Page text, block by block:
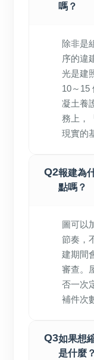
嗎？
除非是
序的違
光是建
10～15
凝土養
務上，
現實的
Q2報建為
點嗎？
圖可以
節奏，
建期間
審查。
否一次
補件次
Q3如果想
是什麼？